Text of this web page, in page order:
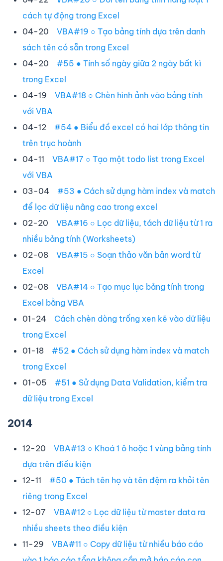
cách tự động trong Excel
04-20 VBA#19 ○ Tạo bảng tính dựa trên danh
sách tên có sẵn trong Excel
04-20 #55 ● Tính số ngày giữa 2 ngày bất kì
trong Excel
04-19 VBA#18 ○ Chèn hình ảnh vào bảng tính
với VBA
04-12 #54 ● Biểu đồ excel có hai lớp thông tin
trên trục hoành
04-11 VBA#17 ○ Tạo một todo list trong Excel
với VBA
03-04 #53 ● Cách sử dụng hàm index và match
để lọc dữ liệu nâng cao trong excel
02-20 VBA#16 ○ Lọc dữ liệu, tách dữ liệu từ 1 ra
nhiều bảng tính (Worksheets)
02-08 VBA#15 ○ Soạn thảo văn bản word từ
Excel
02-08 VBA#14 ○ Tạo mục lục bảng tính trong
Excel bằng VBA
01-24 Cách chèn dòng trống xen kẽ vào dữ liệu
trong Excel
01-18 #52 ● Cách sử dụng hàm index và match
trong Excel
01-05 #51 ● Sử dụng Data Validation, kiểm tra
dữ liệu trong Excel
2014
12-20 VBA#13 ○ Khoá 1 ô hoặc 1 vùng bảng tính
dựa trên điều kiện
12-11 #50 ● Tách tên họ và tên đệm ra khỏi tên
riêng trong Excel
12-07 VBA#12 ○ Lọc dữ liệu từ master data ra
nhiều sheets theo điều kiện
11-29 VBA#11 ○ Copy dữ liệu từ nhiều báo cáo